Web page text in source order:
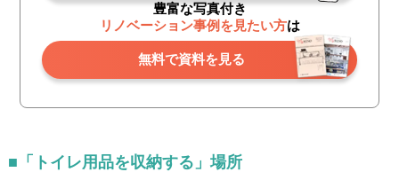
豊富な写真付き
リノベーション事例を見たい方は
無料で資料を見る
■「トイレ用品を収納する」場所